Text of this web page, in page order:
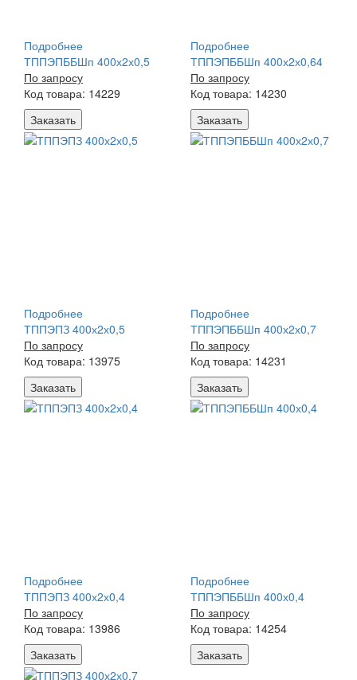
Подробнее
ТППЭПББШп 400х2х0,5
По запросу
Код товара: 14229
Заказать
Подробнее
ТППЭПББШп 400х2х0,64
По запросу
Код товара: 14230
Заказать
Подробнее
ТППЭПЗ 400х2х0,5
По запросу
Код товара: 13975
Заказать
Подробнее
ТППЭПББШп 400х2х0,7
По запросу
Код товара: 14231
Заказать
Подробнее
ТППЭПЗ 400х2х0,4
По запросу
Код товара: 13986
Заказать
Подробнее
ТППЭПББШп 400х0,4
По запросу
Код товара: 14254
Заказать